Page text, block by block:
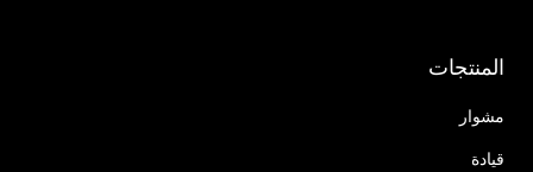
المنتجات
مشوار
قيادة